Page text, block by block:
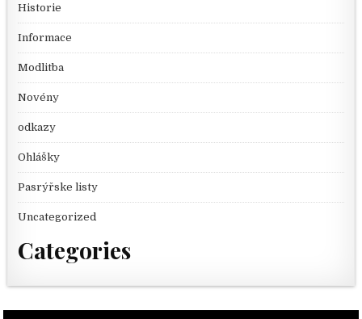
Historie
Informace
Modlitba
Novény
odkazy
Ohlášky
Pasrýřske listy
Uncategorized
Categories